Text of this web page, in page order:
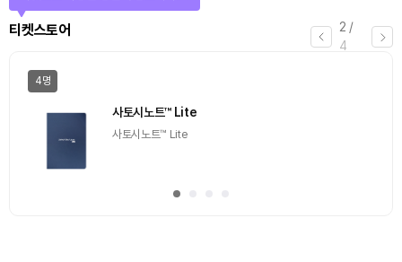
2 /
4
티켓스토어
4명
사토시노트™ Lite
사토시노트™ Lite